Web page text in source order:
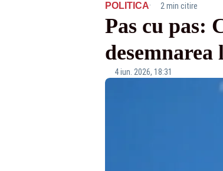
POLITICA· 2 min citire
Pas cu pas:
desemnarea
4 iun. 2026, 18:31